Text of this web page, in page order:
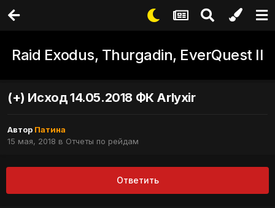
Raid Exodus, Thurgadin, EverQuest II
(+) Исход 14.05.2018 ФК Arlyxir
Автор Патина
15 мая, 2018 в Отчеты по рейдам
Ответить